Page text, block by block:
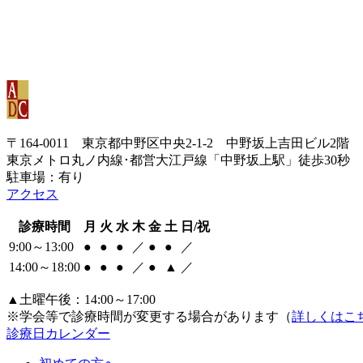
〒164-0011 東京都中野区中央2-1-2 中野坂上吉田ビル2階
東京メトロ丸ノ内線･都営大江戸線「中野坂上駅」徒歩30秒
駐車場：有り
アクセス
診療時間 月 火 水 木 金 土 日/祝
9:00～13:00
● ● ● ／ ● ●
／
14:00～18:00 ● ● ● ／ ● ▲ ／
▲土曜午後：14:00～17:00
※学会等で診療時間が変更する場合があります（詳しくはこ
診療日カレンダー